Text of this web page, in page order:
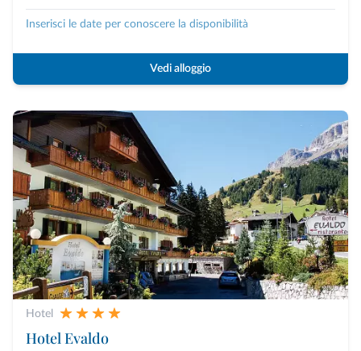
Inserisci le date per conoscere la disponibilità
Vedi alloggio
Hotel
Hotel Evaldo